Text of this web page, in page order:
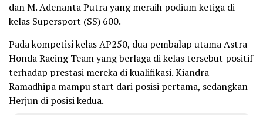
dan M. Adenanta Putra yang meraih podium ketiga di
kelas Supersport (SS) 600.
Pada kompetisi kelas AP250, dua pembalap utama Astra
Honda Racing Team yang berlaga di kelas tersebut positif
terhadap prestasi mereka di kualifikasi. Kiandra
Ramadhipa mampu start dari posisi pertama, sedangkan
Herjun di posisi kedua.